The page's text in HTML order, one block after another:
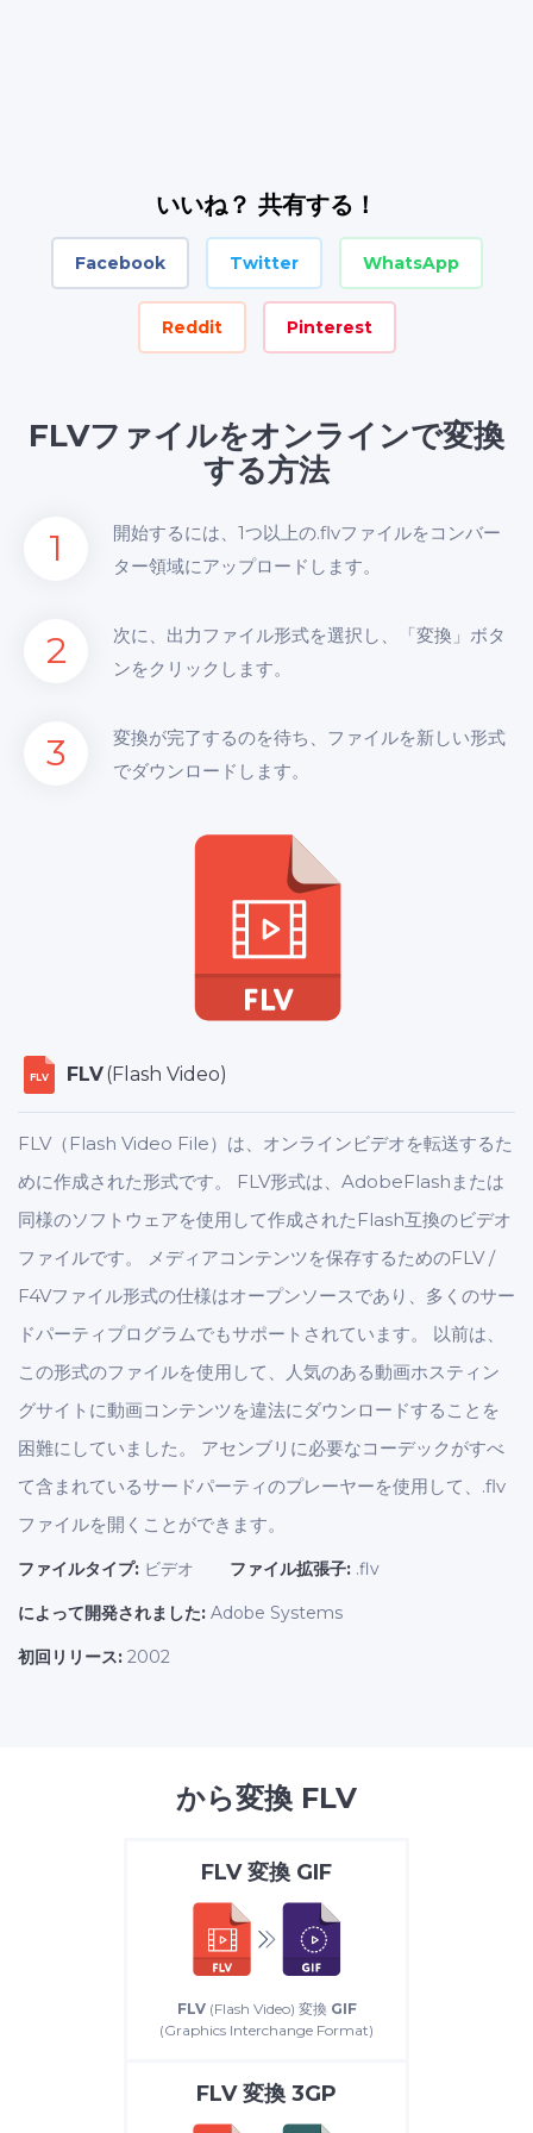
いいね？ 共有する！
Facebook Twitter WhatsApp
Reddit Pinterest
FLVファイルをオンラインで変換
する方法
1
開始するには、1つ以上の.flvファイルをコンバー
ター領域にアップロードします。
2
次に、出力ファイル形式を選択し、「変換」ボタ
ンをクリックします。
3
変換が完了するのを待ち、ファイルを新しい形式
でダウンロードします。
FLV FLV(Flash Video)
FLV（Flash Video File）は、オンラインビデオを転送するた
めに作成された形式です。 FLV形式は、AdobeFlashまたは
同様のソフトウェアを使用して作成されたFlash互換のビデオ
ファイルです。 メディアコンテンツを保存するためのFLV /
F4Vファイル形式の仕様はオープンソースであり、多くのサー
ドパーティプログラムでもサポートされています。 以前は、
この形式のファイルを使用して、人気のある動画ホスティン
グサイトに動画コンテンツを違法にダウンロードすることを
困難にしていました。 アセンブリに必要なコーデックがすべ
て含まれているサードパーティのプレーヤーを使用して、.flv
ファイルを開くことができます。
ファイルタイプ: ビデオ ファイル拡張子: .flv
によって開発されました: Adobe Systems
初回リリース: 2002
から変換 FLV
FLV変換 GIF
FLV(Flash Video) 変換 GIF
(Graphics Interchange Format)
FLV変換 3GP